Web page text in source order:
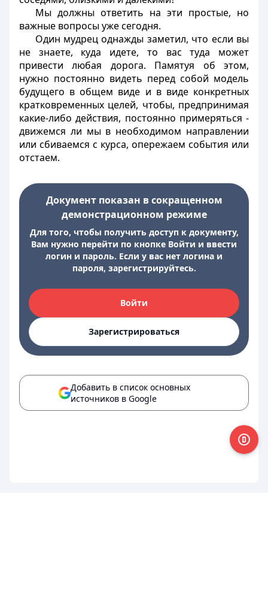
Мы должны ответить на эти простые, но
важные вопросы уже сегодня.
Один мудрец однажды заметил, что если вы
не знаете, куда идете, то вас туда может
привести любая дорога. Памятуя об этом,
нужно постоянно видеть перед собой модель
будущего в общем виде и в виде конкретных
кратковременных целей, чтобы, предпринимая
какие-либо действия, постоянно примеряться -
движемся ли мы в необходимом направлении
или сбиваемся с курса, опережаем события или
отстаем.
Документ показан в сокращенном
демонстрационном режиме
Для того, чтобы получить доступ к документу,
Вам нужно перейти по кнопке Войти и ввести
логин и пароль. Если у вас нет логина и
пароля, зарегистрируйтесь.
Войти
Зарегистрироваться
Добавить в список основных
источников в Google